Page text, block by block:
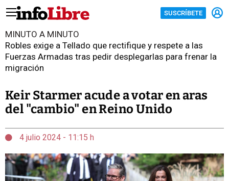
SUSCRÍBETE
MINUTO A MINUTO
Robles exige a Tellado que rectifique y respete a las
Fuerzas Armadas tras pedir desplegarlas para frenar la
migración
Keir Starmer acude a votar en aras
del "cambio" en Reino Unido
4 julio 2024 - 11:15 h